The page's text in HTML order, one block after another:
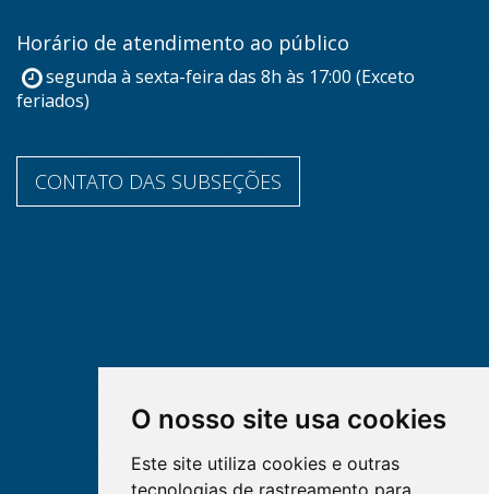
O nosso site usa cookies
Este site utiliza cookies e outras
tecnologias de rastreamento para
Horário de atendimento ao público
segunda à sexta-feira das 8h às 17:00 (Exceto
feriados)
CONTATO DAS SUBSEÇÕES